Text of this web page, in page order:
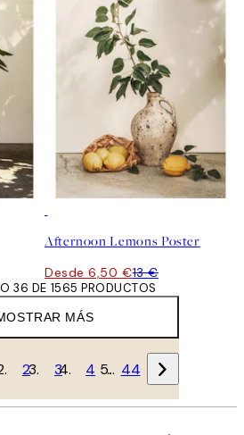
Afternoon Lemons Poster
Desde 6,50 €13 €
MÁS
36 DE 1565 PRODUCTOS
2 3 4 … 44